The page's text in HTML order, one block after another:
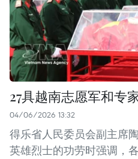
27具越南志愿军和专
04/06/2026 13:32
得乐省人民委员会副主席
英雄烈士的功劳时强调，